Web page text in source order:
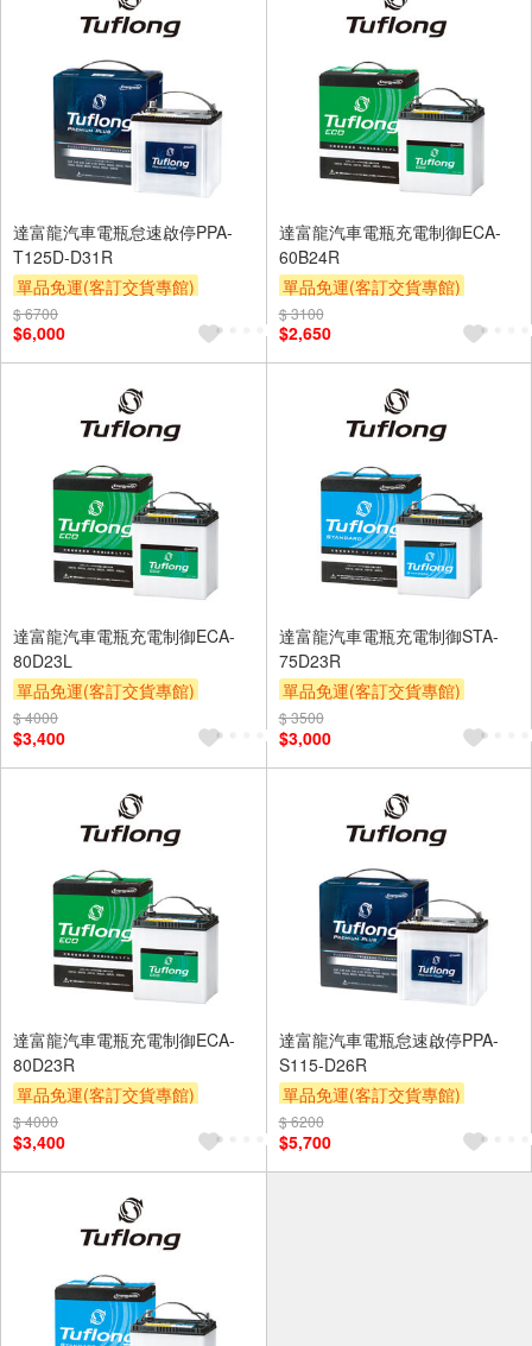
達富龍汽車電瓶怠速啟停PPA-
T125D-D31R
單品免運(客訂交貨專館)
$ 6700
$6,000
達富龍汽車電瓶充電制御ECA-
60B24R
單品免運(客訂交貨專館)
$ 3100
$2,650
達富龍汽車電瓶充電制御ECA-
80D23L
單品免運(客訂交貨專館)
$ 4000
$3,400
達富龍汽車電瓶充電制御STA-
75D23R
單品免運(客訂交貨專館)
$ 3500
$3,000
達富龍汽車電瓶充電制御ECA-
80D23R
單品免運(客訂交貨專館)
$ 4000
$3,400
達富龍汽車電瓶怠速啟停PPA-
S115-D26R
單品免運(客訂交貨專館)
$ 6200
$5,700